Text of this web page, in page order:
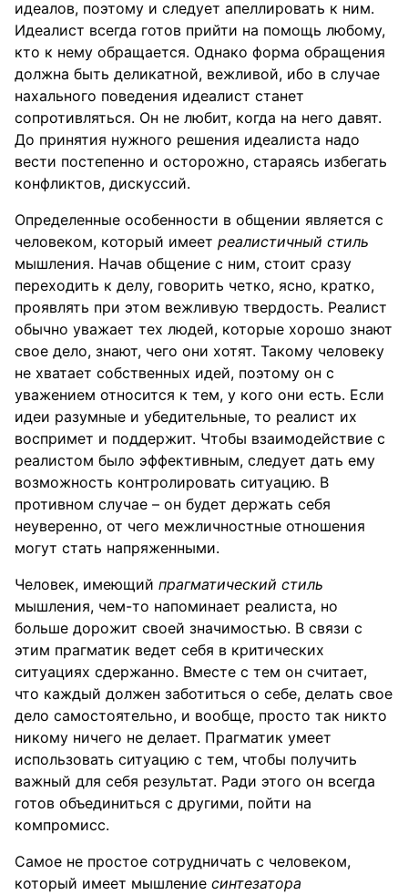
идеалов, поэтому и следует апеллировать к ним.
Идеалист всегда готов прийти на помощь любому,
кто к нему обращается. Однако форма обращения
должна быть деликатной, вежливой, ибо в случае
нахального поведения идеалист станет
сопротивляться. Он не любит, когда на него давят.
До принятия нужного решения идеалиста надо
вести постепенно и осторожно, стараясь избегать
конфликтов, дискуссий.
Определенные особенности в общении является с
человеком, который имеет реалистичный стиль
мышления. Начав общение с ним, стоит сразу
переходить к делу, говорить четко, ясно, кратко,
проявлять при этом вежливую твердость. Реалист
обычно уважает тех людей, которые хорошо знают
свое дело, знают, чего они хотят. Такому человеку
не хватает собственных идей, поэтому он с
уважением относится к тем, у кого они есть. Если
идеи разумные и убедительные, то реалист их
воспримет и поддержит. Чтобы взаимодействие с
реалистом было эффективным, следует дать ему
возможность контролировать ситуацию. В
противном случае – он будет держать себя
неуверенно, от чего межличностные отношения
могут стать напряженными.
Человек, имеющий прагматический стиль
мышления, чем-то напоминает реалиста, но
больше дорожит своей значимостью. В связи с
этим прагматик ведет себя в критических
ситуациях сдержанно. Вместе с тем он считает,
что каждый должен заботиться о себе, делать свое
дело самостоятельно, и вообще, просто так никто
никому ничего не делает. Прагматик умеет
использовать ситуацию с тем, чтобы получить
важный для себя результат. Ради этого он всегда
готов объединиться с другими, пойти на
компромисс.
Самое не простое сотрудничать с человеком,
который имеет мышление синтезатора